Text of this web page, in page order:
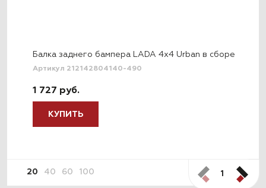
Балка заднего бампера LADA 4x4 Urban в сборе
Артикул 212142804140-490
1 727 руб.
КУПИТЬ
20 40 60 100 1